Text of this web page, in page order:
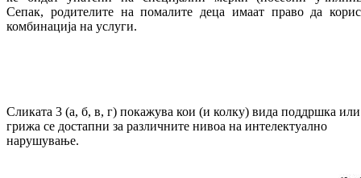
Сепак, родителите на помалите деца имаат право да
комбинација на услуги.
Сликата 3 (а, б, в, г) покажува кои (и колку) вида поддршка или
грижа се достапни за различните нивоа на интелектуално
нарушување.